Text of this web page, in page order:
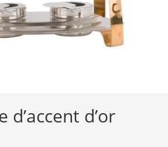
d’accent d’or